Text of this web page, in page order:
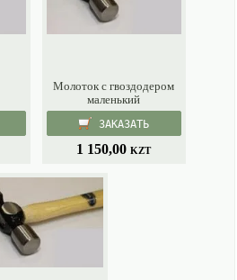
ЗАКАЗАТЬ
1 150,00 KZT
Молоток с гвоздодером
маленький